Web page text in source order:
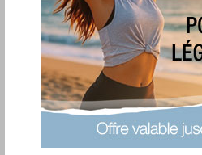
Kikou a vous toutes!!!